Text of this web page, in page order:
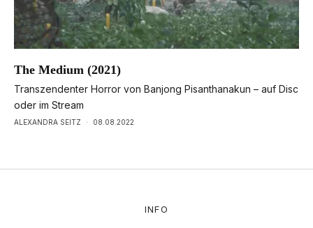
The Medium (2021)
Transzendenter Horror von Banjong Pisanthanakun – auf Disc
oder im Stream
ALEXANDRA SEITZ · 08.08.2022
INFO